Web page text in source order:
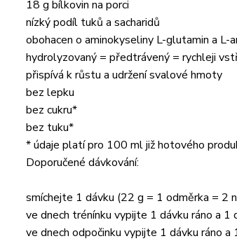
18 g bílkovin na porci
nízký podíl tuků a sacharidů
obohacen o aminokyseliny L-glutamin a L-
hydrolyzovaný = předtrávený = rychleji
přispívá k růstu a udržení svalové hmoty
bez lepku
bez cukru*
bez tuku*
* údaje platí pro 100 ml již hotového
Doporučené dávkování:
smíchejte 1 dávku (22 g = 1 odměrka = 2
ve dnech trénínku vypijte 1 dávku ráno a 1
ve dnech odpočinku vypijte 1 dávku ráno a